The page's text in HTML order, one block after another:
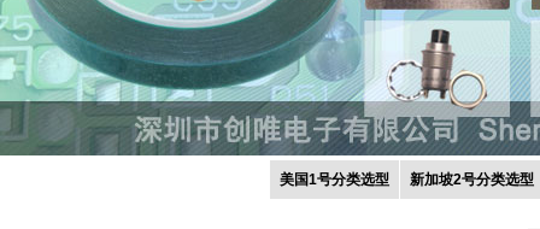
美国1号分类选型 新加坡2号分类选型